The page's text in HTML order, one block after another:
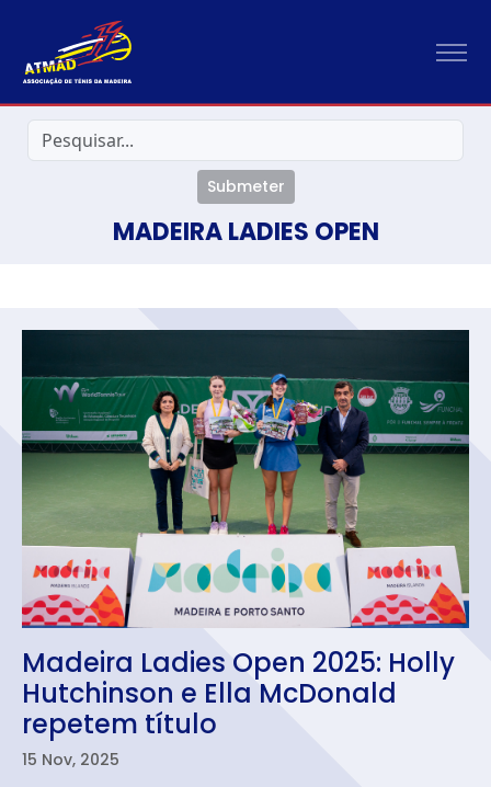
Submeter
MADEIRA LADIES OPEN
Madeira Ladies Open 2025: Holly
Hutchinson e Ella McDonald
repetem título
15 Nov, 2025